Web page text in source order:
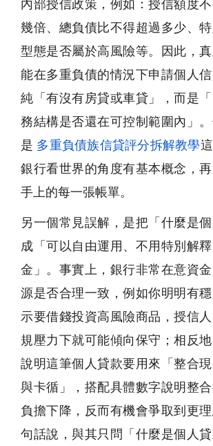
內部授信政策，例如：授信額度
幾倍、總負債比不得超過多少、
型態是否屬於高風險等。因此，
能在多重負債的情況下申請個人
純「有沒有房貸或車貸」，而是
務結構是否還在可控制範圍內」
是 多重負債族信貸評分拆解教學
銀行看世界的角度有基本概念，
手上的每一張帳單。
另一個常見誤解，是把「什麼是
成「可以自由運用、不用特別解
金」。事實上，銀行非常在意資
源是否合理一致，例如你明明有
示要借錢投資高風險商品，授信
規壓力下就可能傾向保守；相反
說明這筆個人貸款要用來「整合
與卡循」，搭配具體數字說明整
負擔下降，反而有機會爭取到更
句話說，與其只問「什麼是個人